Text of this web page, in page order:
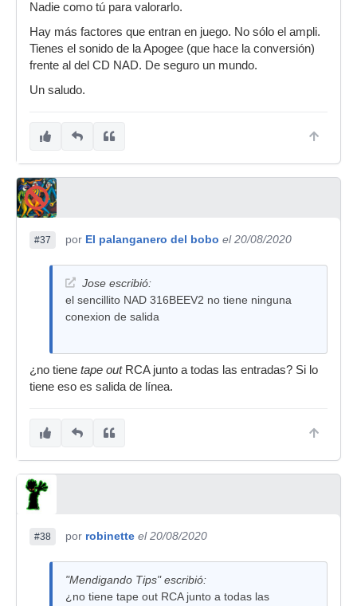
Nadie como tú para valorarlo.
Hay más factores que entran en juego. No sólo el ampli.
Tienes el sonido de la Apogee (que hace la conversión)
frente al del CD NAD. De seguro un mundo.
Un saludo.
#37 por El palanganero del bobo el 20/08/2020
Jose escribió:
el sencillito NAD 316BEEV2 no tiene ninguna
conexion de salida
¿no tiene tape outRCA junto a todas las entradas? Si lo
tiene eso es salida de línea.
#38 por robinette el 20/08/2020
"Mendigando Tips" escribió:
¿no tiene tape out RCA junto a todas las